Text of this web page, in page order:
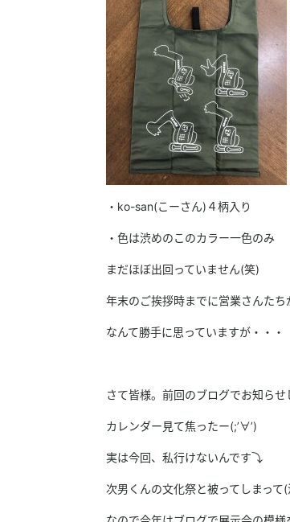
・ko-san(こーさん)４柄入り
・色は渋めのこのカラー一色のみ
まだほぼ出回っていません(笑)
年末のご挨拶時までに営業さんた
なんて勝手に思っていますが・・・
さて皆様。前回のブログでお知ら
カレンダー見て焦ったー(;’∀’)
実は今回、私行けないんです⤵
次男くんの文化祭と被ってしまっ